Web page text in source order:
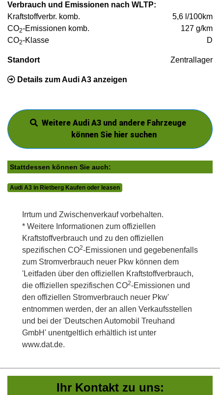
Verbrauch und Emissionen nach WLTP:
Kraftstoffverbr. komb.
5,6 l/100km
CO2-Emissionen komb.
127 g/km
CO2-Klasse D
Standort Zentrallager
Details zum Audi A3 anzeigen
Weitere Audi A3 und andere Fahrzeuge
können Sie hier suchen
Stattdessen können Sie auch:
Audi A3 in Rietberg Kaufen oder leasen
Irrtum und Zwischenverkauf vorbehalten.
* Weitere Informationen zum offiziellen
Kraftstoffverbrauch und zu den offiziellen
spezifischen CO2-Emissionen und gegebenenfalls
zum Stromverbrauch neuer Pkw können dem
'Leitfaden über den offiziellen Kraftstoffverbrauch,
die offiziellen spezifischen CO2-Emissionen und
den offiziellen Stromverbrauch neuer Pkw'
entnommen werden, der an allen Verkaufsstellen
und bei der 'Deutschen Automobil Treuhand
GmbH' unentgeltlich erhältlich ist unter
www.dat.de.
Ihr Kontakt zu uns: